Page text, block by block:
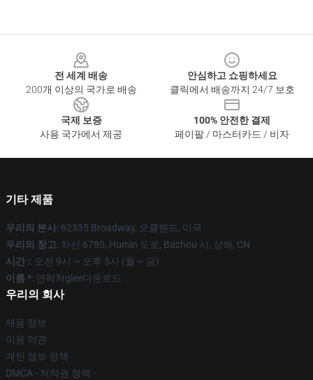
전 세계 배송
200개 이상의 국가로 배송
안심하고 쇼핑하세요
클릭에서 배송까지 24/7 보호
국제 보증
사용 국가에서 제공
100% 안전한 결제
페이팔 / 마스터카드 / 비자
기타 제품
우리의 본사: 62335 Broadway, 오클랜드, 미국
우리의 창고: 차선 6780, Humin 도로, Bazhou 시, 상해, CN
시간 :: 오전 9시 ~ 오후 5시 (월 ~ 금)
이름 *: 연락처glee다운로드
우리의 회사
제품 정보
이용 약관
개인 정보 정책
DMCA - 저작권 정책